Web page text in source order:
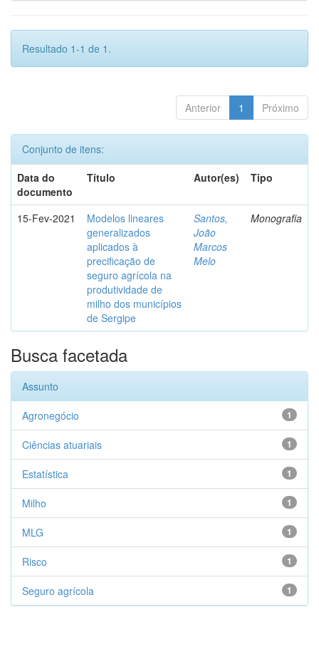
Resultado 1-1 de 1.
Anterior 1 Próximo
Conjunto de itens:
Data do
documento
Título Autor(es) Tipo
15-Fev-2021
Modelos lineares
generalizados
aplicados à
precificação de
seguro agrícola na
produtividade de
milho dos municípios
de Sergipe
Santos,
João
Marcos
Melo
Monografia
Busca facetada
Assunto
1
Agronegócio
1
Ciências atuariais
1
Estatística
1
Milho
1
MLG
1
Risco
1
Seguro agrícola